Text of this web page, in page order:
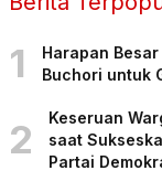
1
Harapan
Buchori untuk
2
Keseruan
saat
Partai